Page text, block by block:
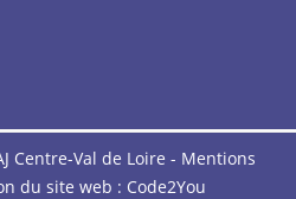
Centre-Val de Loire - Mentions
du site web : Code2You